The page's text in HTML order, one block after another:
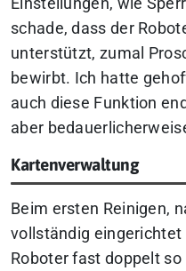
Einstellungen, wie
schade, dass der
unterstützt, zumal
bewirbt. Ich hatte
auch diese Funktion
aber
Kartenverwaltung
Beim ersten Reinigen,
vollständig
Roboter fast doppelt